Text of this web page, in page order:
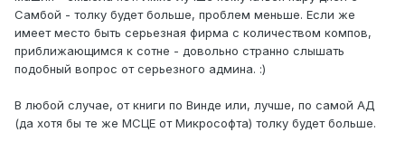
Самбой - толку будет больше, проблем меньше. Если же
имеет место быть серьезная фирма с количеством компов,
приближающимся к сотне - довольно странно слышать
подобный вопрос от серьезного админа. :)
В любой случае, от книги по Винде или, лучше, по самой АД
(да хотя бы те же МСЦЕ от Микрософта) толку будет больше.